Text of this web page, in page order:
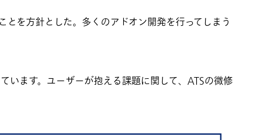
を方針とした。多くのアドオン開発を行ってしまう
います。ユーザーが抱える課題に関して、ATSの微修